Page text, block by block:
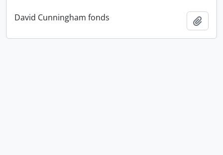
David Cunningham fonds